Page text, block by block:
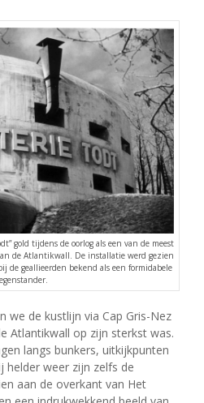
gold tijdens de oorlog als een van de meest
de Atlantikwall. De installatie werd gezien
de geallieerden bekend als een formidabele
we de kustlijn via Cap Gris-Nez
Atlantikwall op zijn sterkst was.
langs bunkers, uitkijkpunten
helder weer zijn zelfs de
aan de overkant van Het